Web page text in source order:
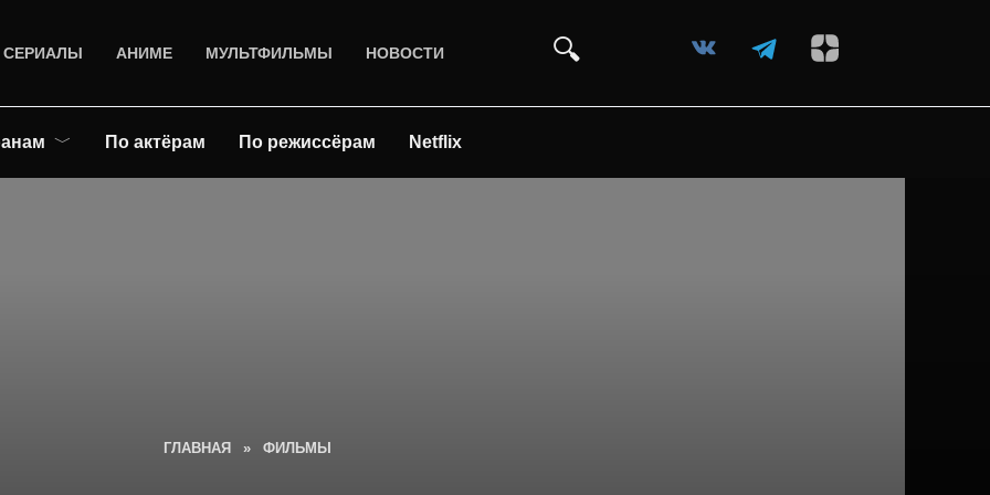
СЕРИАЛЫ АНИМЕ МУЛЬТФИЛЬМЫ НОВОСТИ
По актёрам По режиссёрам Netflix
ГЛАВНАЯ » ФИЛЬМЫ